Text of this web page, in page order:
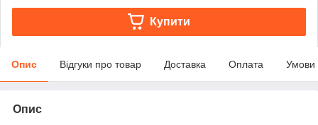
Купити
Опис Відгуки про товар Доставка Оплата Умови
Опис